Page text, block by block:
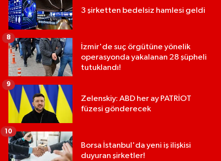
3 şirketten bedelsiz hamlesi geldi
İzmir'de suç örgütüne yönelik
operasyonda yakalanan 28 şüpheli
tutuklandı!
8
Zelenskiy: ABD her ay PATRİOT
füzesi gönderecek
9
Borsa İstanbul'da yeni iş ilişkisi
duyuran şirketler!
10